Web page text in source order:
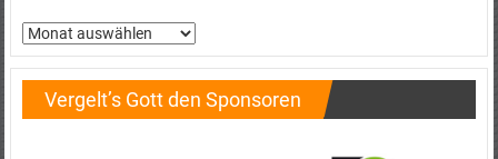
Beitragsarchiv
Vergelt’s Gott den Sponsoren